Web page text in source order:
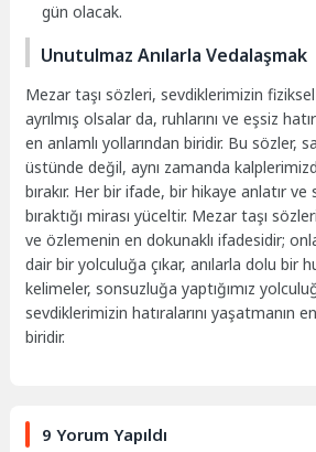
gün olacak.
Unutulmaz Anılarla Vedalaşmak
Mezar taşı sözleri, sevdiklerimizin
ayrılmış olsalar da, ruhlarını ve eşsiz
en anlamlı yollarından biridir. Bu sözler,
üstünde değil, aynı zamanda
bırakır. Her bir ifade, bir hikaye anlatır
bıraktığı mirası yüceltir. Mezar taşı
ve özlemenin en dokunaklı ifadesidir;
dair bir yolculuğa çıkar, anılarla dolu bir
kelimeler, sonsuzluğa yaptığımız
sevdiklerimizin hatıralarını yaşatmanın
biridir.
9 Yorum Yapıldı